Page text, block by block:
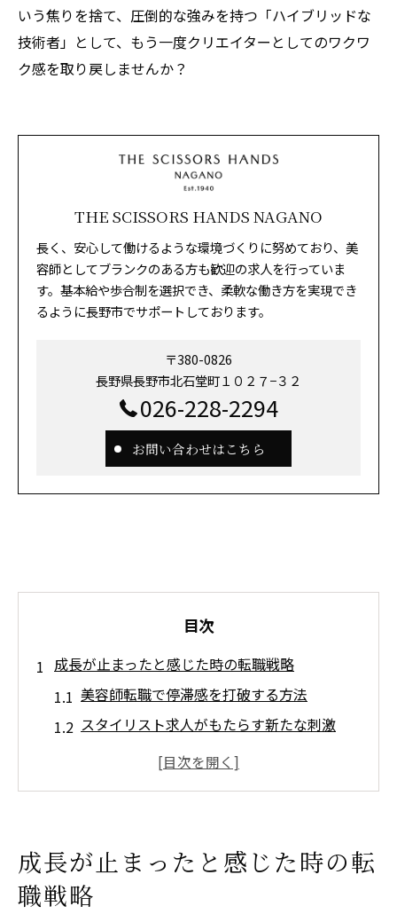
いう焦りを捨て、圧倒的な強みを持つ「ハイブリッドな
技術者」として、もう一度クリエイターとしてのワクワ
ク感を取り戻しませんか？
THE SCISSORS HANDS NAGANO
長く、安心して働けるような環境づくりに努めており、美
容師としてブランクのある方も歓迎の求人を行っていま
す。基本給や歩合制を選択でき、柔軟な働き方を実現でき
るように長野市でサポートしております。
〒380-0826
長野県長野市北石堂町１０２７−３２
026-228-2294
お問い合わせはこちら
目次
成長が止まったと感じた時の転職戦略
美容師転職で停滞感を打破する方法
スタイリスト求人がもたらす新たな刺激
理容師としての可能性を転職で広げるには
方
技術を広げる長野市の美容師求人とは
成長が止まったと感じた時の転
職戦略